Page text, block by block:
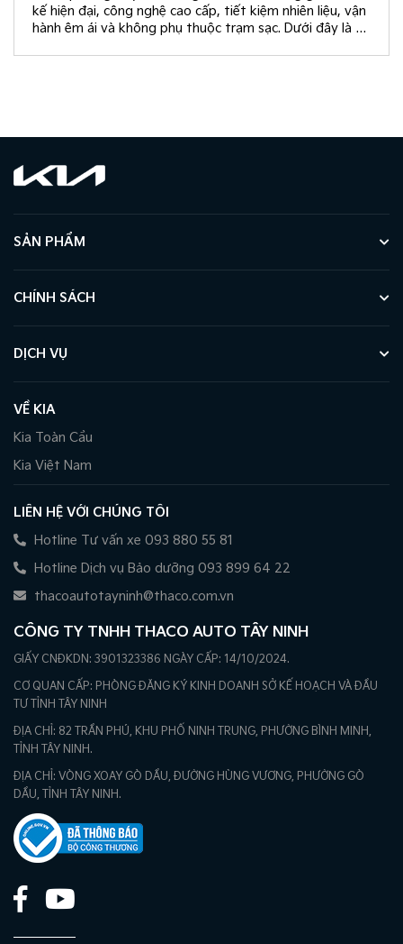
kế hiện đại, công nghệ cao cấp, tiết kiệm nhiên liệu, vận
hành êm ái và không phụ thuộc trạm sạc. Dưới đây là 10
SẢN PHẨM
CHÍNH SÁCH
DỊCH VỤ
VỀ KIA
Kia Toàn Cầu
Kia Việt Nam
LIÊN HỆ VỚI CHÚNG TÔI
Hotline Tư vấn xe 093 880 55 81
Hotline Dịch vụ Bảo dưỡng 093 899 64 22
thacoautotayninh@thaco.com.vn
CÔNG TY TNHH THACO AUTO TÂY NINH
GIẤY CNĐKDN: 3901323386 NGÀY CẤP: 14/10/2024.
CƠ QUAN CẤP: PHÒNG ĐĂNG KÝ KINH DOANH SỞ KẾ HOẠCH VÀ ĐẦU
TƯ TỈNH TÂY NINH
ĐỊA CHỈ: 82 TRẦN PHÚ, KHU PHỐ NINH TRUNG, PHƯỜNG BÌNH MINH,
TỈNH TÂY NINH.
ĐỊA CHỈ: VÒNG XOAY GÒ DẦU, ĐƯỜNG HÙNG VƯƠNG, PHƯỜNG GÒ
DẦU, TỈNH TÂY NINH.